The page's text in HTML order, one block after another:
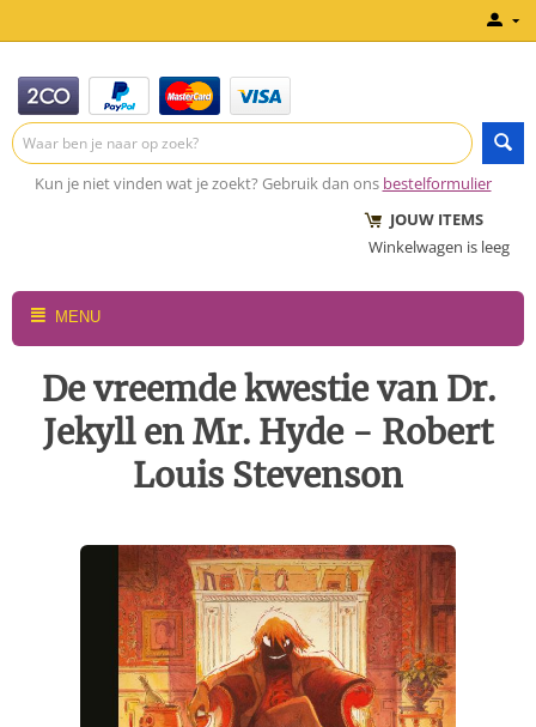
Kun je niet vinden wat je zoekt? Gebruik dan ons bestelformulier
JOUW ITEMS
Winkelwagen is leeg
MENU
De vreemde kwestie van Dr.
Jekyll en Mr. Hyde - Robert
Louis Stevenson